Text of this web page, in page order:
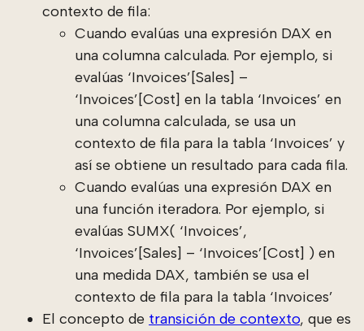
contexto de fila:
Cuando evalúas una expresión DAX en
una columna calculada. Por ejemplo, si
evalúas ‘Invoices’[Sales] –
‘Invoices’[Cost] en la tabla ‘Invoices’ en
una columna calculada, se usa un
contexto de fila para la tabla ‘Invoices’ y
así se obtiene un resultado para cada fila.
Cuando evalúas una expresión DAX en
una función iteradora. Por ejemplo, si
evalúas SUMX( ‘Invoices’,
‘Invoices’[Sales] – ‘Invoices’[Cost] ) en
una medida DAX, también se usa el
contexto de fila para la tabla ‘Invoices’
El concepto de transición de contexto, que es